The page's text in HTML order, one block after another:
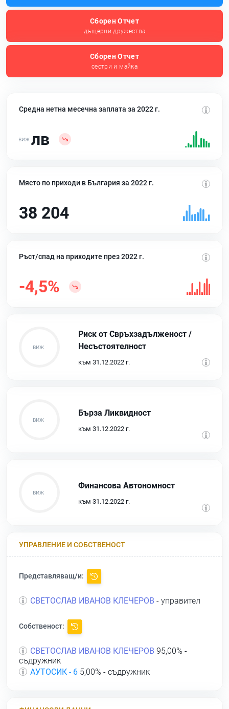
Сборен Отчет
дъщерни дружества
Сборен Отчет
сестри и майка
Средна нетна месечна заплата за 2022 г.
лв
Място по приходи в България за 2022 г.
38 204
Ръст/спад на приходите през 2022 г.
-4,5%
Риск от Свръхзадълженост /
Несъстоятелност
към 31.12.2022 г.
Бърза Ликвидност
към 31.12.2022 г.
Финансова Автономност
към 31.12.2022 г.
УПРАВЛЕНИЕ И СОБСТВЕНОСТ
Представляващ/и:
СВЕТОСЛАВ ИВАНОВ КЛЕЧЕРОВ - управител
Собственост:
СВЕТОСЛАВ ИВАНОВ КЛЕЧЕРОВ 95,00% -
съдружник
АУТОСИК - 6 5,00% - съдружник